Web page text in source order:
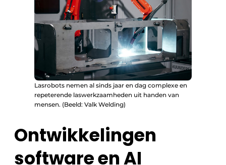
Lasrobots nemen al sinds jaar en dag complexe en
repeterende laswerkzaamheden uit handen van
mensen. (Beeld: Valk Welding)
Ontwikkelingen
software en AI